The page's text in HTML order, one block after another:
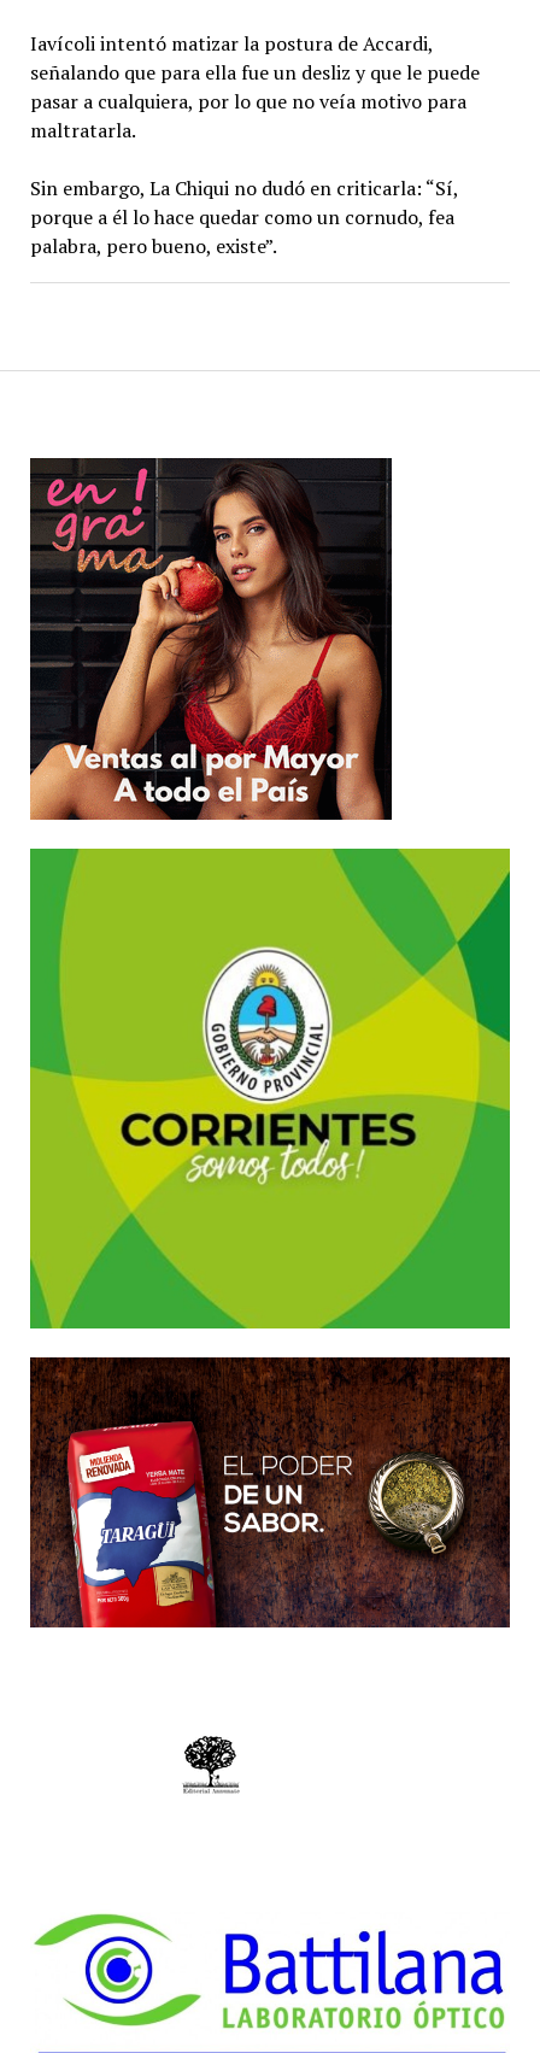
Iavícoli intentó matizar la postura de Accardi,
señalando que para ella fue un desliz y que le puede
pasar a cualquiera, por lo que no veía motivo para
maltratarla.
Sin embargo, La Chiqui no dudó en criticarla: “Sí,
porque a él lo hace quedar como un cornudo, fea
palabra, pero bueno, existe”.